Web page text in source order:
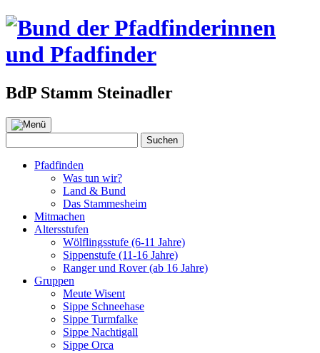
BdP Stamm Steinadler
Zum
Inhalt
springen
nach:
Suchen
Pfadfinden
Was tun wir?
Land & Bund
Das Stammesheim
Mitmachen
Altersstufen
Wölflingsstufe (6-11 Jahre)
Sippenstufe (11-16 Jahre)
Ranger und Rover (ab 16 Jahre)
Gruppen
Meute Wisent
Sippe Schneehase
Sippe Turmfalke
Sippe Nachtigall
Sippe Orca